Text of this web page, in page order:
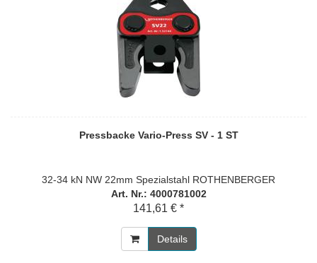
Pressbacke Vario-Press SV - 1 ST
32-34 kN NW 22mm Spezialstahl ROTHENBERGER
Art. Nr.: 4000781002
141,61 € *
Details